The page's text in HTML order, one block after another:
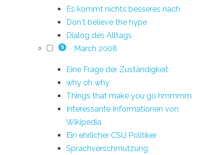
Es kommt nichts besseres nach
Don't believe the hype
Dialog des Alltags
9 March 2008
Eine Frage der Zuständigkeit
why oh why
Things that make you go hmmmm
Interessante Informationen von
Wikipedia
Ein ehrlicher CSU Politiker
Sprachverschmutzung